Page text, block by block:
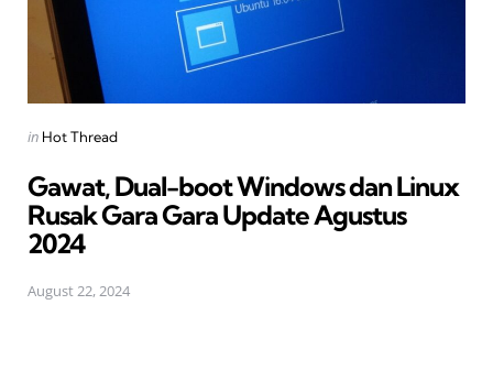
Posted
in Hot Thread
Gawat, Dual-boot Windows dan Linux
Rusak Gara Gara Update Agustus
2024
August 22, 2024